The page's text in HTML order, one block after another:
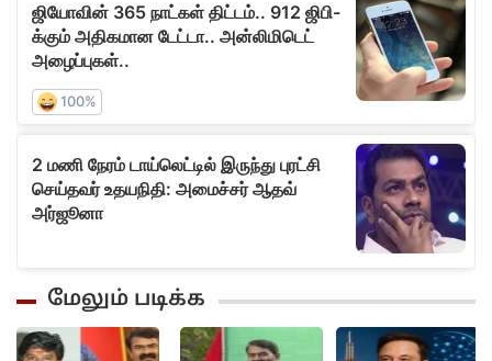
மேலும் படிக்க